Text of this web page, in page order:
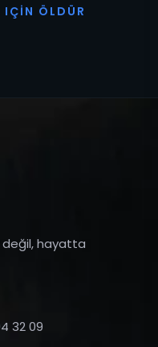
I ÇI N Ö L D Ü R
değil, hayatta
32 09